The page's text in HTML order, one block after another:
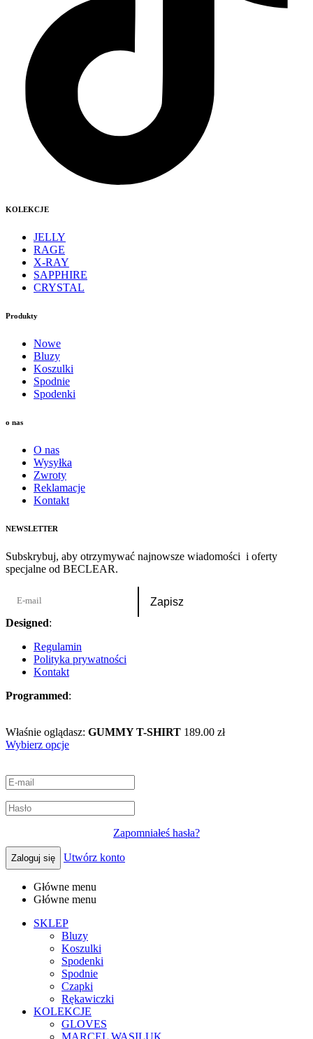
KOLEKCJE
JELLY
RAGE
X-RAY
SAPPHIRE
CRYSTAL
Produkty
Nowe
Bluzy
Koszulki
Spodnie
Spodenki
o nas
O nas
Wysyłka
Zwroty
Reklamacje
Kontakt
NEWSLETTER
Subskrybuj, aby otrzymywać najnowsze wiadomości i oferty
specjalne od BECLEAR.
Designed:
Regulamin
Polityka prywatności
Kontakt
Programmed:
Właśnie oglądasz: GUMMY T-SHIRT 189.00 zł
Wybierz opcje
Zapomniałeś hasła?
Zaloguj się Utwórz konto
Główne menu
Główne menu
SKLEP
Bluzy
Koszulki
Spodenki
Spodnie
Czapki
Rękawiczki
KOLEKCJE
GLOVES
MARCEL WASILUK